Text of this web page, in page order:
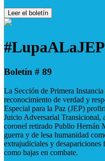
Leer el boletín
#LupaALaJEP
Boletín # 89
La Sección de Primera Instancia
reconocimiento de verdad y
Especial para la Paz (JEP)
Juicio Adversarial Transicional,
coronel retirado Publio Hernán
guerra y de lesa humanidad
extrajudiciales y desapariciones
como bajas en combate.